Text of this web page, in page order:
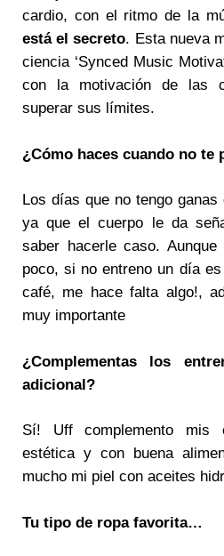
cardio, con el ritmo de la
está el secreto. Esta nueva
ciencia ‘Synced Music
con la motivación de las
superar sus límites.
¿Cómo haces cuando no te
Los días que no tengo
ya que el cuerpo le da
saber hacerle caso.
poco, si no entreno un día
café, me hace falta algo!,
muy importante
¿Complementas los
adicional?
Sí! Uff complemento mis
estética y con buena
mucho mi piel con aceites
Tu tipo de ropa favorita…